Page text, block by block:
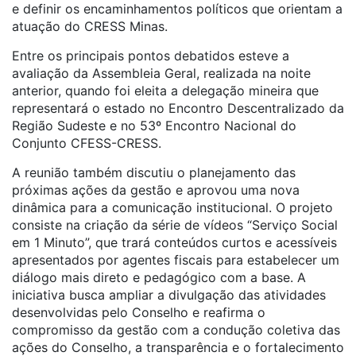
e definir os encaminhamentos políticos que orientam a
atuação do CRESS Minas.
Entre os principais pontos debatidos esteve a
avaliação da Assembleia Geral, realizada na noite
anterior, quando foi eleita a delegação mineira que
representará o estado no Encontro Descentralizado da
Região Sudeste e no 53º Encontro Nacional do
Conjunto CFESS-CRESS.
A reunião também discutiu o planejamento das
próximas ações da gestão e aprovou uma nova
dinâmica para a comunicação institucional. O projeto
consiste na criação da série de vídeos “Serviço Social
em 1 Minuto”, que trará conteúdos curtos e acessíveis
apresentados por agentes fiscais para estabelecer um
diálogo mais direto e pedagógico com a base. A
iniciativa busca ampliar a divulgação das atividades
desenvolvidas pelo Conselho e reafirma o
compromisso da gestão com a condução coletiva das
ações do Conselho, a transparência e o fortalecimento